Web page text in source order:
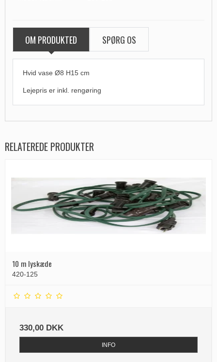
OM PRODUKTED SPØRG OS
Hvid vase Ø8 H15 cm
Lejepris er inkl. rengøring
RELATEREDE PRODUKTER
10 m lyskæde
420-125
330,00 DKK
INFO